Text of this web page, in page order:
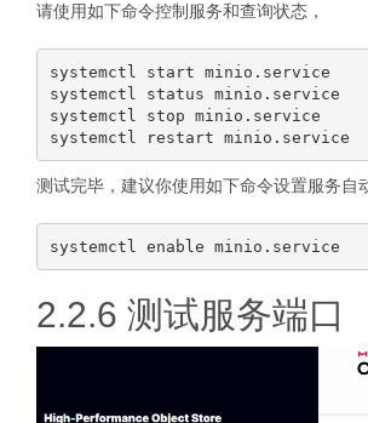
请使用如下命令控制服务和查询状态，
systemctl start minio.service
systemctl status minio.service
systemctl stop minio.service
测试完毕，建议你使用如下命令设置服务自
2.2.6 测试服务端口